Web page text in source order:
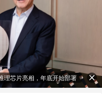
理芯片亮相，年底开始部署